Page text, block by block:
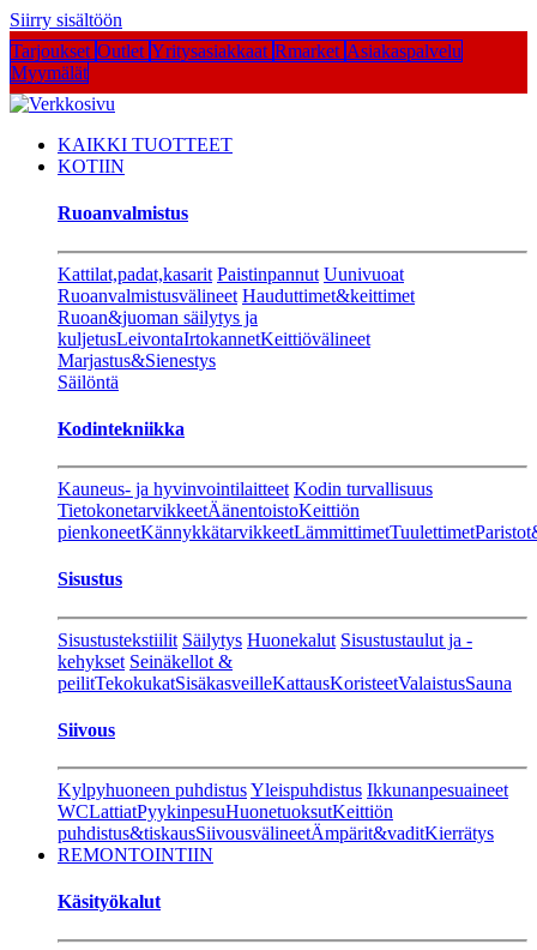
Siirry sisältöön
Tarjoukset Outlet Yritysasiakkaat Rmarket Asiakaspalvelu
Myymälät
KAIKKI TUOTTEET
KOTIIN
Ruoanvalmistus
Kattilat,padat,kasarit Paistinpannut Uunivuoat
Ruoanvalmistusvälineet Hauduttimet&keittimet
Ruoan&juoman säilytys ja
kuljetusLeivontaIrtokannetKeittiövälineet
Marjastus&Sienestys
Säilöntä
Kodintekniikka
Kauneus- ja hyvinvointilaitteet Kodin turvallisuus
TietokonetarvikkeetÄänentoistoKeittiön
pienkoneetKännykkätarvikkeetLämmittimetTuulettimet
Sisustus
Sisustustekstiilit Säilytys Huonekalut Sisustustaulut ja -
kehykset Seinäkellot &
peilitTekokukatSisäkasveilleKattausKoristeetValaistusSauna
Siivous
Kylpyhuoneen puhdistusYleispuhdistus Ikkunanpesuaineet
WCLattiatPyykinpesuHuonetuoksutKeittiön
puhdistus&tiskausSiivousvälineetÄmpärit&vaditKierrätys
REMONTOINTIIN
Käsityökalut